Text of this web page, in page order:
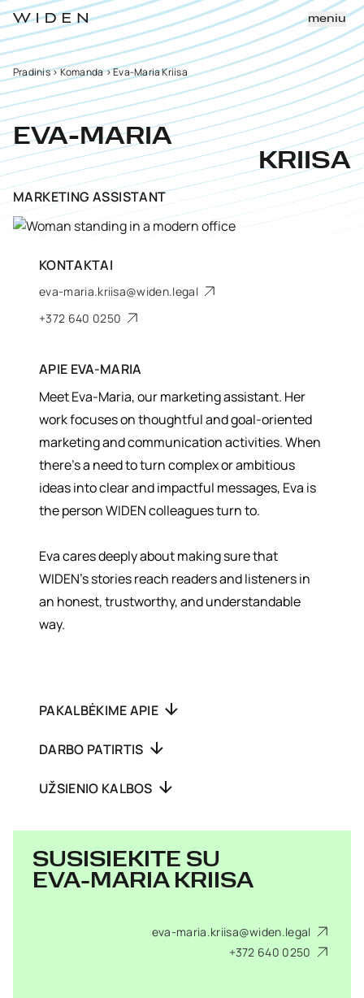
meniu
Pradinis>Komanda>Eva-Maria Kriisa
EVA-MARIA
KRIISA
MARKETING ASSISTANT
KONTAKTAI
eva-maria.kriisa@widen.legal
+372 640 0250
APIE EVA-MARIA
Meet Eva-Maria, our marketing assistant. Her
work focuses on thoughtful and goal-oriented
marketing and communication activities. When
there’s a need to turn complex or ambitious
ideas into clear and impactful messages, Eva is
the person WIDEN colleagues turn to.
Eva cares deeply about making sure that
WIDEN’s stories reach readers and listeners in
an honest, trustworthy, and understandable
way.
PAKALBĖKIME APIE
DARBO PATIRTIS
UŽSIENIO KALBOS
SUSISIEKITE SU
EVA-MARIA KRIISA
eva-maria.kriisa@widen.legal
+372 640 0250